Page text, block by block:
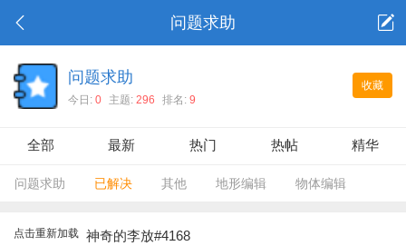
问题求助
收藏
问题求助
今日: 0 主题: 296 排名: 9
全部 最新 热门 热帖 精华
问题求助 已解决 其他 地形编辑 物体编辑
点击重新加载 神奇的李放#4168